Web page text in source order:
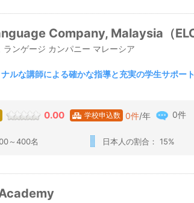
Company, Malaysia（
ランゲージ カンパニー マレーシア
ルな講師による確かな指導と充実の学生サポー
0.00 学校申込数 0件/年 0件
～400名 日本人の割合： 15%